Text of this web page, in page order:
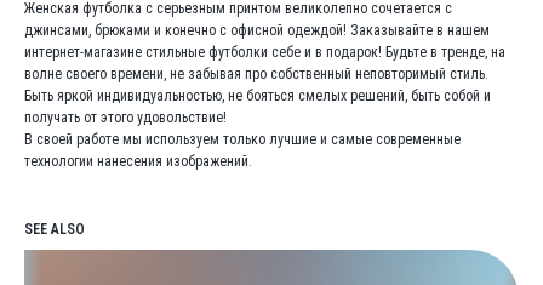
Женская футболка с серьезным принтом великолепно сочетается с
джинсами, брюками и конечно с офисной одеждой! Заказывайте в нашем
интернет-магазине стильные футболки себе и в подарок! Будьте в тренде, на
волне своего времени, не забывая про собственный неповторимый стиль.
Быть яркой индивидуальностью, не бояться смелых решений, быть собой и
получать от этого удовольствие!
В своей работе мы используем только лучшие и самые современные
технологии нанесения изображений.
SEE ALSO